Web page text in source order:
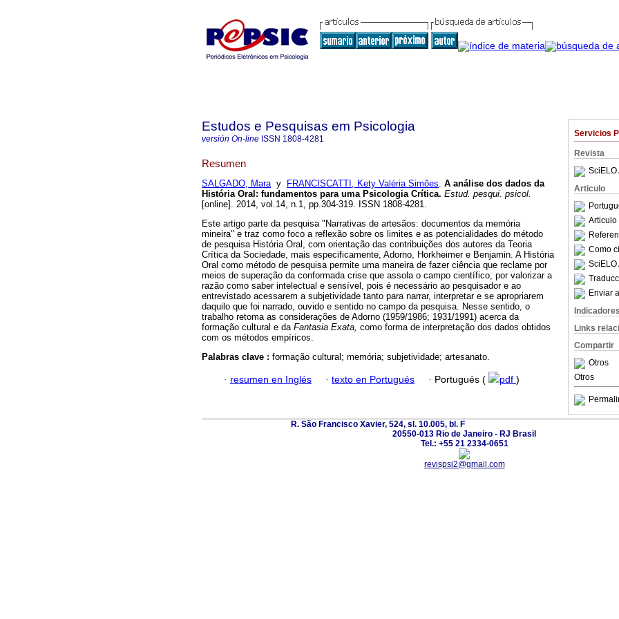
Servicios
Revista
SciELO
Articulo
Articulo
Como
SciELO
Enviar
Indicadores
Links
Compartir
Otros
Otros
Estudos e Pesquisas em Psicologia
versión On-line ISSN 1808-4281
Resumen
SALGADO, Maray FRANCISCATTI, Kety Valéria Simões. A análise dos dados da
História Oral : fundamentos para uma Psicologia Crítica. Estud. pesqui. psicol.
[online]. 2014, vol.14, n.1, pp.304-319. ISSN 1808-4281.
Este artigo parte da pesquisa "Narrativas de artesãos: documentos da memória
mineira" e traz como foco a reflexão sobre os limites e as potencialidades do método
de pesquisa História Oral, com orientação das contribuições dos autores da Teoria
Crítica da Sociedade, mais especificamente, Adorno, Horkheimer e Benjamin. A História
Oral como método de pesquisa permite uma maneira de fazer ciência que reclame por
meios de superação da conformada crise que assola o campo científico, por valorizar a
razão como saber intelectual e sensível, pois é necessário ao pesquisador e ao
entrevistado acessarem a subjetividade tanto para narrar, interpretar e se apropriarem
daquilo que foi narrado, ouvido e sentido no campo da pesquisa. Nesse sentido, o
trabalho retoma as considerações de Adorno (1959/1986; 1931/1991) acerca da
formação cultural e da Fantasia Exata, como forma de interpretação dos dados obtidos
com os métodos empíricos.
Palabras clave : formação cultural; memória; subjetividade; artesanato.
· resumen en Inglés · texto en Portugués · Portugués ( pdf )
R. São Francisco Xavier, 524, sl. 10.005, bl. F
20550-013 Rio de Janeiro - RJ Brasil
Tel.: +55 21 2334-0651
revispsi2@gmail.com